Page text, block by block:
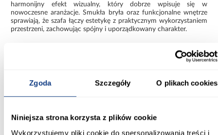
Zgoda Szczegóły O plikach cookies
Niniejsza strona korzysta z plików cookie
Wykorzystujemy pliki cookie do spersonalizowania treści i
harmonijny efekt wizualny, który dobrze wpisuje się w
nowoczesne aranżacje. Smukła bryła oraz funkcjonalne wnętrze
sprawiają, że szafa łączy estetykę z praktycznym wykorzystaniem
przestrzeni, zachowując spójny i uporządkowany charakter.
Informacje o
Szerokość [cm]:
Głębokość [cm]: